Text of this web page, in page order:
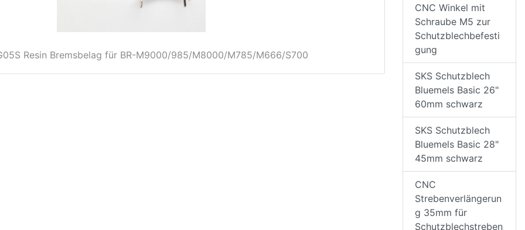
Resin Bremsbelag für BR-M9000/985/M8000/M785/M666/S700
CNC Winkel mit
Schraube M5 zur
Schutzblechbefesti
gung
SKS Schutzblech
Bluemels Basic 26"
60mm schwarz
SKS Schutzblech
Bluemels Basic 28"
45mm schwarz
CNC
Strebenverlängerun
g 35mm für
Schutzblechstreben